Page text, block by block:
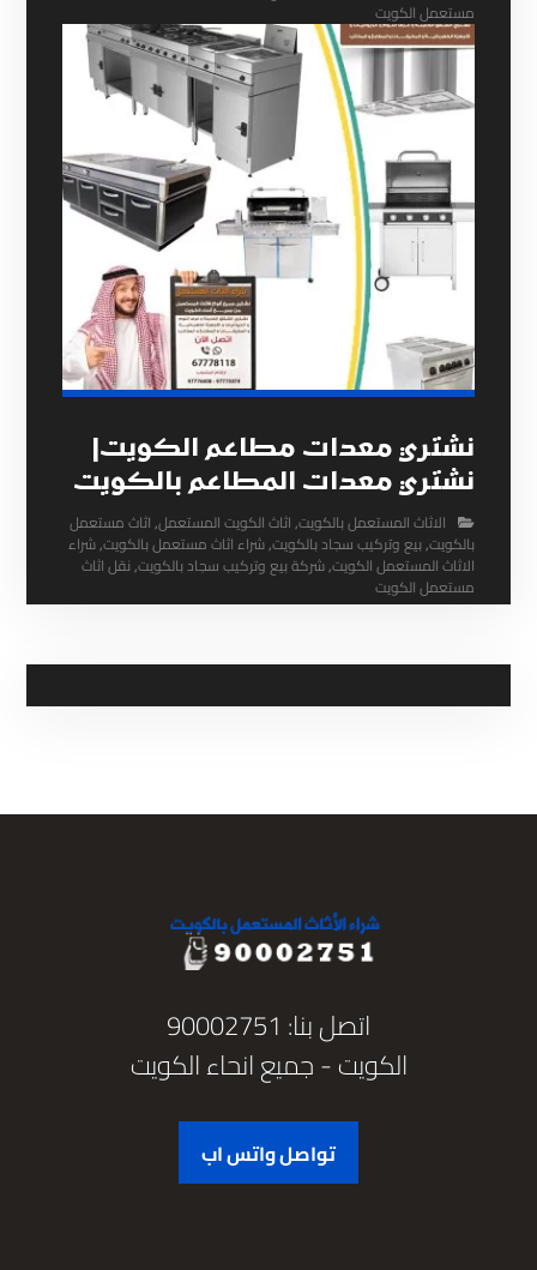
مستعمل الكويت
نشتري معدات مطاعم الكويت|
نشتري معدات المطاعم بالكويت
الاثاث المستعمل بالكويت,اثاث الكويت المستعمل,اثاث مستعمل
بالكويت,بيع وتركيب سجاد بالكويت,شراء اثاث مستعمل بالكويت,شراء
الاثاث المستعمل الكويت,شركة بيع وتركيب سجاد بالكويت,نقل اثاث
مستعمل الكويت
اتصل بنا: 90002751
الكويت - جميع انحاء الكويت
تواصل واتس اب